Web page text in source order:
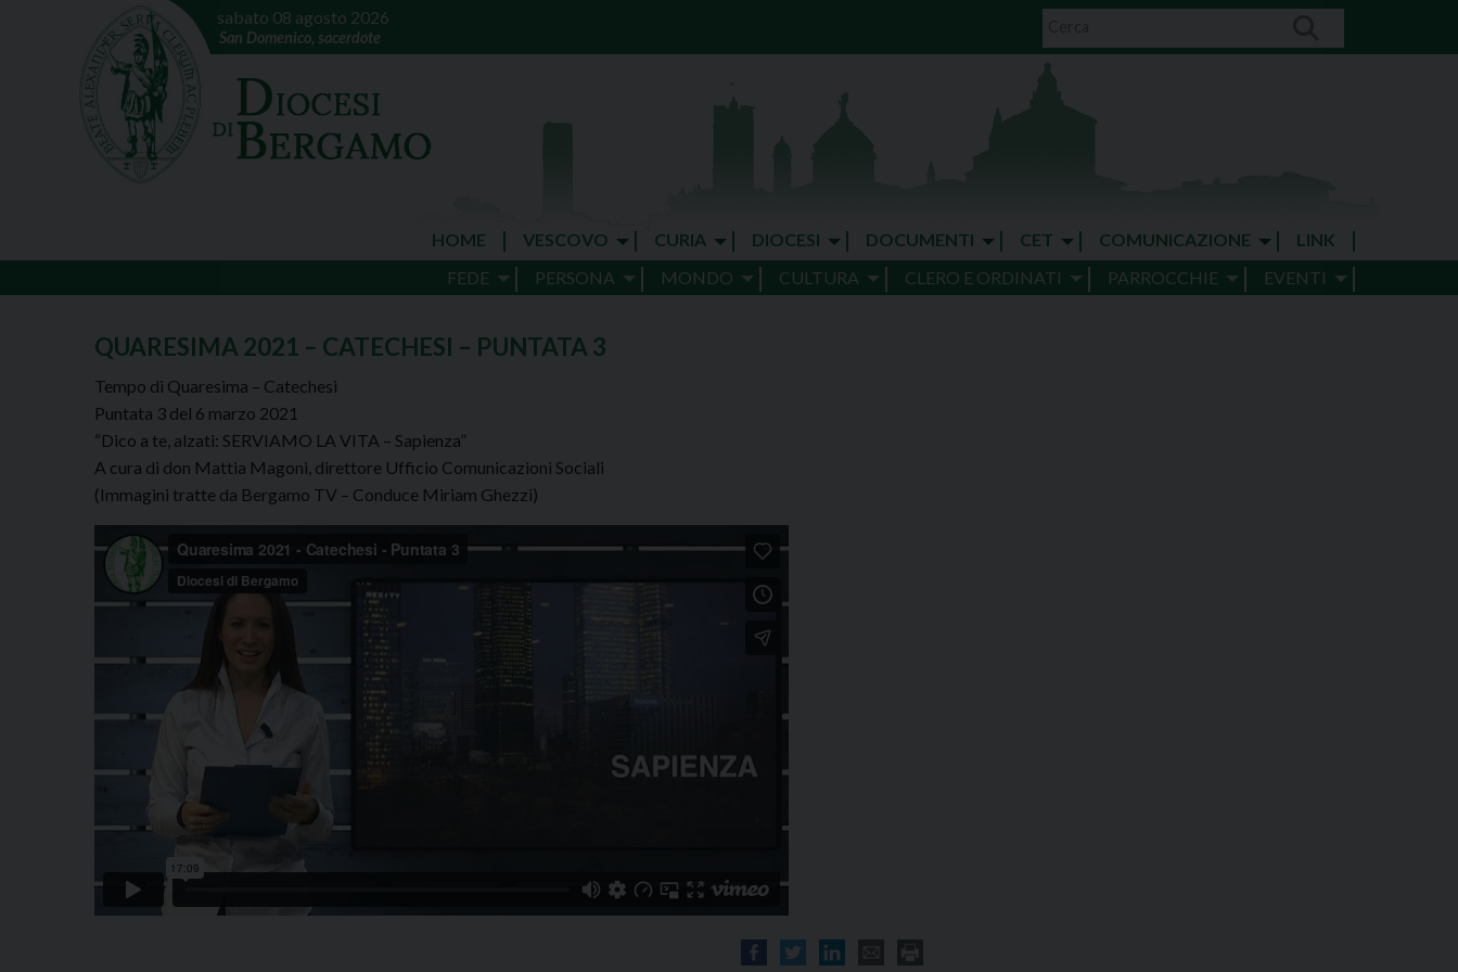
sabato 08 agosto 2026
San Domenico, sacerdote
HOME VESCOVO CURIA DIOCESI DOCUMENTI CET COMUNICAZIONE
LINK
FEDE
PERSONA MONDO CULTURA CLERO E ORDINATI PARROCCHIE EVENTI
QUARESIMA 2021 – CATECHESI – PUNTATA 3
Tempo di Quaresima – Catechesi
Puntata 3 del 6 marzo 2021
“Dico a te, alzati: SERVIAMO LA VITA – Sapienza”
A cura di don Mattia Magoni, direttore Ufficio Comunicazioni Sociali
(Immagini tratte da Bergamo TV – Conduce Miriam Ghezzi)